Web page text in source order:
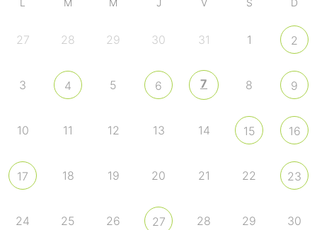
27 28 29 30 31 1 2
3 4 5 6 7 8 9
10 11 12 13 14 15 16
17 18 19 20 21 22 23
24 25 26 27 28 29 30